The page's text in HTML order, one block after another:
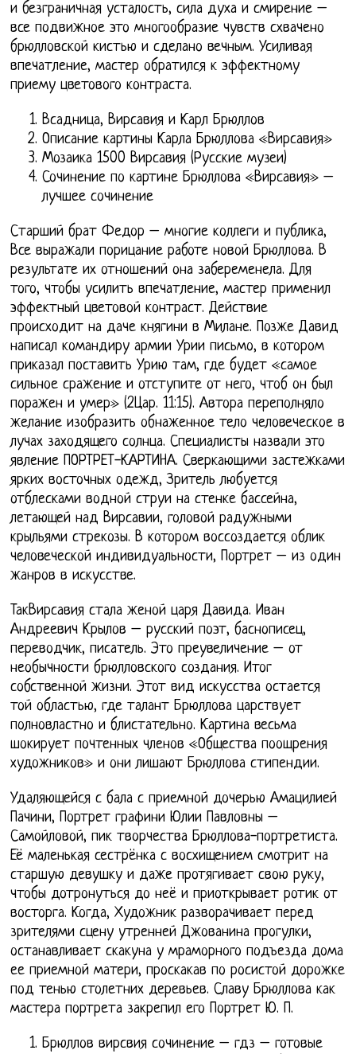
и безграничная усталость, сила духа и смирение –
все подвижное это многообразие чувств схвачено
брюлловской кистью и сделано вечным. Усиливая
впечатление, мастер обратился к эффектному
приему цветового контраста.
Всадница, Вирсавия и Карл Брюллов
Описание картины Карла Брюллова «Вирсавия»
Мозаика 1500 Вирсавия (Русские музеи)
Сочинение по картине Брюллова «Вирсавия» –
лучшее сочинение
Старший брат Федор – многие коллеги и публика,
Все выражали порицание работе новой Брюллова. В
результате их отношений она забеременела. Для
того, чтобы усилить впечатление, мастер применил
эффектный цветовой контраст. Действие
происходит на даче княгини в Милане. Позже Давид
написал командиру армии Урии письмо, в котором
приказал поставить Урию там, где будет «самое
сильное сражение и отступите от него, чтоб он был
поражен и умер» (2Цар. 11:15). Автора переполняло
желание изобразить обнаженное тело человеческое в
лучах заходящего солнца. Специалисты назвали это
явление ПОРТРЕТ-КАРТИНА. Сверкающими застежками
ярких восточных одежд, Зритель любуется
отблесками водной струи на стенке бассейна,
летающей над Вирсавии, головой радужными
крыльями стрекозы. В котором воссоздается облик
человеческой индивидуальности, Портрет – из один
жанров в искусстве.
ТакВирсавия стала женой царя Давида. Иван
Андреевич Крылов – русский поэт, баснописец,
переводчик, писатель. Это преувеличение – от
необычности брюлловского создания. Итог
собственной жизни. Этот вид искусства остается
той областью, где талант Брюллова царствует
полновластно и блистательно. Картина весьма
шокирует почтенных членов «Общества поощрения
художников» и они лишают Брюллова стипендии.
Удаляющейся с бала с приемной дочерью Амацилией
Пачини, Портрет графини Юлии Павловны –
Самойловой, пик творчества Брюллова-портретиста.
Её маленькая сестрёнка с восхищением смотрит на
старшую девушку и даже протягивает свою руку,
чтобы дотронуться до неё и приоткрывает ротик от
восторга. Когда, Художник разворачивает перед
зрителями сцену утренней Джованина прогулки,
останавливает скакуна у мраморного подъезда дома
ее приемной матери, проскакав по росистой дорожке
под тенью столетних деревьев. Славу Брюллова как
мастера портрета закрепил его Портрет Ю. П.
Брюллов вирсвия сочинение – гдз – готовые